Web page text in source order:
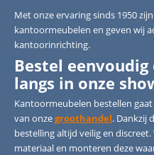
Met onze ervaring sinds 1950
kantoormeubelen en geven wij
kantoorinrichting.
Bestel
langs in onze
Kantoormeubelen bestellen
van onzegroothandel. Dankzij
bestelling altijd veilig en
materiaal en monteren deze